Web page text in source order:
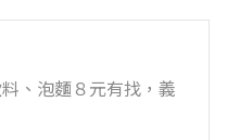
、泡麵８元有找，義